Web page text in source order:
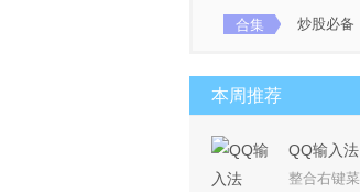
合集 炒股必备
本周推荐
QQ输入法